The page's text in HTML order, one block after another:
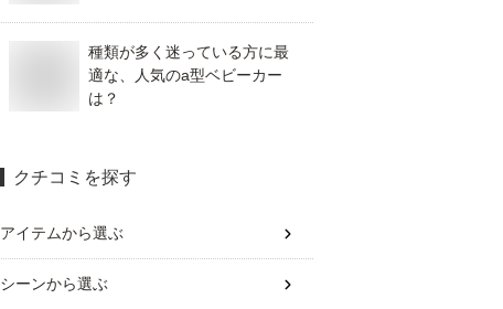
種類が多く迷っている方に最
適な、人気のa型ベビーカー
は？
クチコミを探す
アイテムから選ぶ
シーンから選ぶ